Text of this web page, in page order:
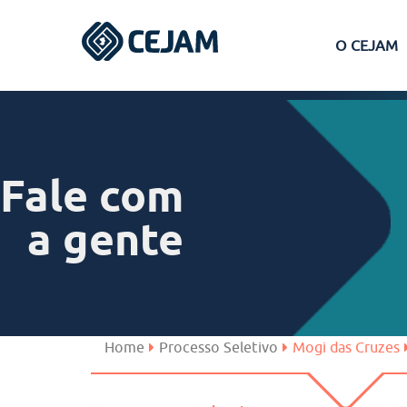
O CEJAM
Ferraz de Vasconcelos
São José dos Campos
Fale com
a gente
Home Processo Seletivo Mogi das Cruzes